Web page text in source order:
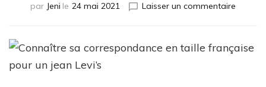
par Jeni le 24 mai 2021 Laisser un commentaire